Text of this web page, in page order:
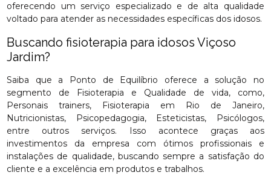
oferecendo um serviço especializado e de alta qualidade
voltado para atender as necessidades específicas dos idosos.
Buscando fisioterapia para idosos Viçoso
Jardim?
Saiba que a Ponto de Equilíbrio oferece a solução no
segmento de Fisioterapia e Qualidade de vida, como,
Personais trainers, Fisioterapia em Rio de Janeiro,
Nutricionistas, Psicopedagogia, Esteticistas, Psicólogos,
entre outros serviços. Isso acontece graças aos
investimentos da empresa com ótimos profissionais e
instalações de qualidade, buscando sempre a satisfação do
cliente e a excelência em produtos e trabalhos.